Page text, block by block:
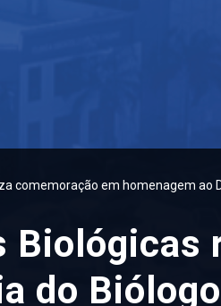
comemoração em homenagem ao
Biológicas
do Biólogo